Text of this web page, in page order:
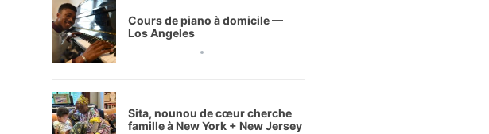
Cours de piano à domicile —
Los Angeles
Sita, nounou de cœur cherche
famille à New York + New Jersey